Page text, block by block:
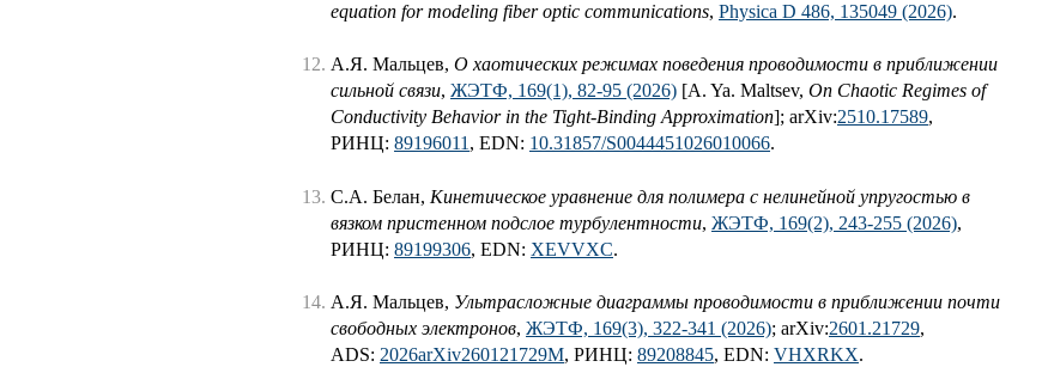
equation for modeling fiber optic communications, Physica D 486, 135049 (2026).
А.Я. Мальцев, О хаотических режимах поведения проводимости в приближении
сильной связи, ЖЭТФ, 169(1), 82-95 (2026) [A. Ya. Maltsev, On Chaotic Regimes of
Conductivity Behavior in the Tight-Binding Approximation]; arXiv:2510.17589,
РИНЦ: 89196011 , EDN: 10.31857/S0044451026010066.
С.А. Белан, Кинетическое уравнение для полимера с нелинейной упругостью в
вязком пристенном подслое турбулентности, ЖЭТФ, 169(2), 243-255 (2026),
РИНЦ: 89199306, EDN: XEVVXC.
А.Я. Мальцев, Ультрасложные диаграммы проводимости в приближении почти
свободных электронов, ЖЭТФ, 169(3), 322-341 (2026); arXiv:2601.21729,
ADS: 2026arXiv260121729M, РИНЦ: 89208845, EDN: VHXRKX.